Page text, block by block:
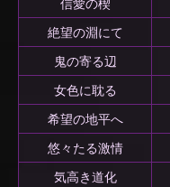
信愛の楔
絶望の淵にて
鬼の寄る辺
女色に耽る
希望の地平へ
悠々たる激情
気高き道化